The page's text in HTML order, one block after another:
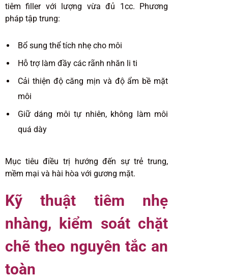
tiêm filler với lượng vừa đủ 1cc. Phương
pháp tập trung:
Bổ sung thể tích nhẹ cho môi
Hỗ trợ làm đầy các rãnh nhăn li ti
Cải thiện độ căng mịn và độ ẩm bề mặt
môi
Giữ dáng môi tự nhiên, không làm môi
quá dày
Mục tiêu điều trị hướng đến sự trẻ trung,
mềm mại và hài hòa với gương mặt.
Kỹ thuật tiêm nhẹ
nhàng, kiểm soát chặt
chẽ theo nguyên tắc an
toàn